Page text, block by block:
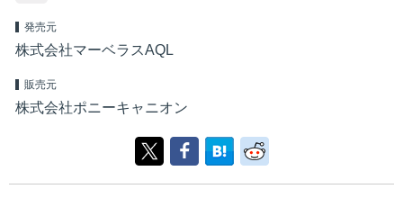
発売元
株式会社マーベラスAQL
販売元
株式会社ポニーキャニオン